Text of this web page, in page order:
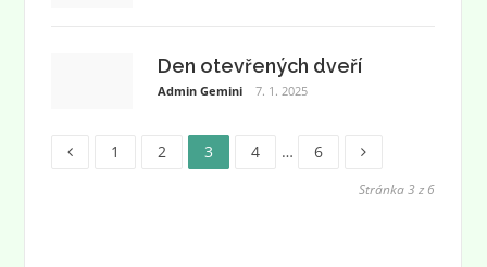
Den otevřených dveří
Admin Gemini 7. 1. 2025
Stránkování
1 Stránka
2 Stránka
3 4 … 6
Stránka 3 z 6